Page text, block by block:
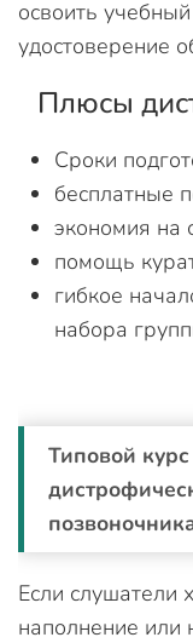
освоить
удостоверение
Плюсы
Сроки
бесплатные
экономия на
помощь
гибкое
набора
Типовой
Если слушатели
наполнение или